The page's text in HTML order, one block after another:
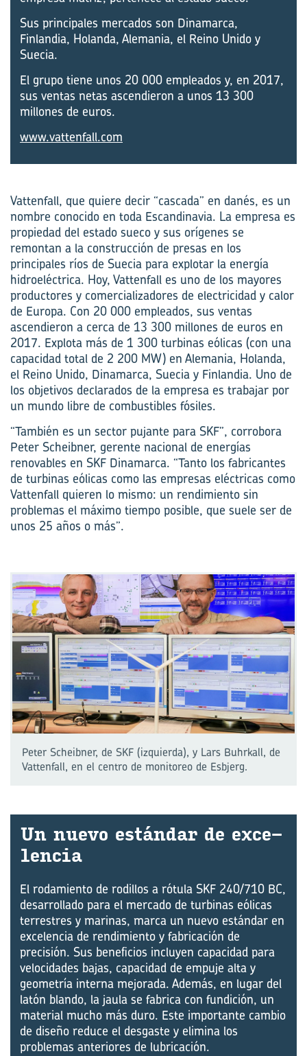
Sus principales mercados son Dinamarca,
Finlandia, Holanda, Alemania, el Reino Unido y
Suecia.
El grupo tiene unos 20 000 empleados y, en 2017,
sus ventas netas ascendieron a unos 13 300
millones de euros.
www.vattenfall.com
Vattenfall, que quiere decir “cascada” en danés, es un
nombre conocido en toda Escandinavia. La empresa es
propiedad del estado sueco y sus orígenes se
remontan a la construcción de presas en los
principales ríos de Suecia para explotar la energía
hidroeléctrica. Hoy, Vattenfall es uno de los mayores
productores y comercializadores de electricidad y calor
de Europa. Con 20 000 empleados, sus ventas
ascendieron a cerca de 13 300 millones de euros en
2017. Explota más de 1 300 turbinas eólicas (con una
capacidad total de 2 200 MW) en Alemania, Holanda,
el Reino Unido, Dinamarca, Suecia y Finlandia. Uno de
los objetivos declarados de la empresa es trabajar por
un mundo libre de combustibles fósiles.
“También es un sector pujante para SKF”, corrobora
Peter Scheibner, gerente nacional de energías
renovables en SKF Dinamarca. “Tanto los fabricantes
de turbinas eólicas como las empresas eléctricas como
Vattenfall quieren lo mismo: un rendimiento sin
problemas el máximo tiempo posible, que suele ser de
unos 25 años o más”.
Peter Scheibner, de SKF (izquierda), y Lars Buhrkall, de
Vattenfall, en el centro de monitoreo de Esbjerg.
Un nuevo es­tán­dar de ex­ce­
len­cia
El rodamiento de rodillos a rótula SKF 240/710 BC,
desarrollado para el mercado de turbinas eólicas
terrestres y marinas, marca un nuevo estándar en
excelencia de rendimiento y fabricación de
precisión. Sus beneficios incluyen capacidad para
velocidades bajas, capacidad de empuje alta y
geometría interna mejorada. Además, en lugar del
latón blando, la jaula se fabrica con fundición, un
material mucho más duro. Este importante cambio
de diseño reduce el desgaste y elimina los
problemas anteriores de lubricación.